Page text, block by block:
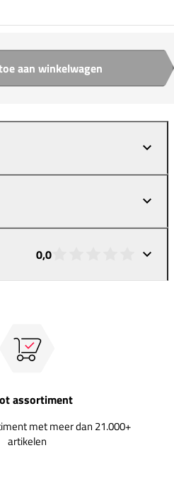
aan winkelwagen
0,0
assortiment
met meer dan 21.000+
artikelen